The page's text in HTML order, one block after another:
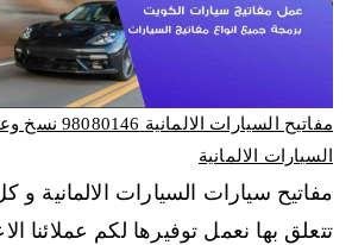
مفاتيح السيارات
السيارات الالمانية
مفاتيح سيارات السيارات الالمانية و
تتعلق بها نعمل توفيرها لكم عملائنا